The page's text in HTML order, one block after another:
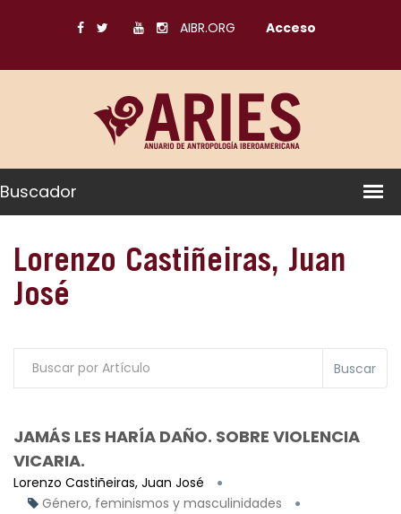
AIBR.ORG Acceso
Buscador
Lorenzo Castiñeiras, Juan
José
Buscar
JAMÁS LES HARÍA DAÑO. SOBRE VIOLENCIA
VICARIA.
Lorenzo Castiñeiras, Juan José
Género, feminismos y masculinidades